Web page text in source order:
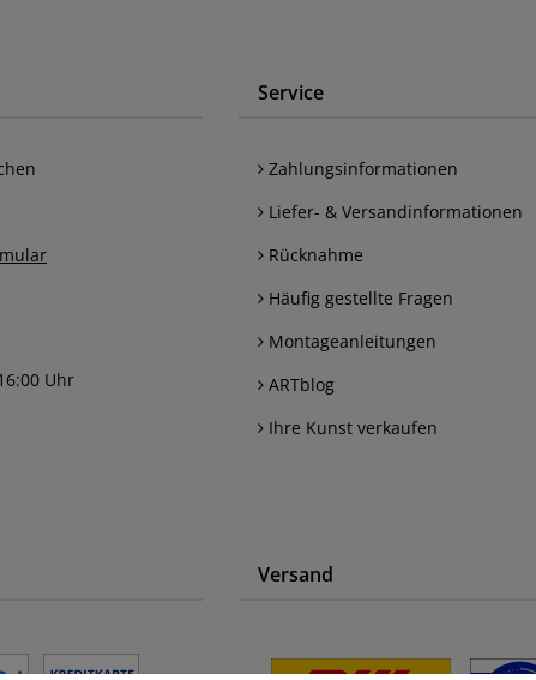
Uhr
Service
Zahlungsinformationen
Liefer- & Versandinformationen
Rücknahme
Häufig gestellte Fragen
Montageanleitungen
ARTblog
Ihre Kunst verkaufen
Versand